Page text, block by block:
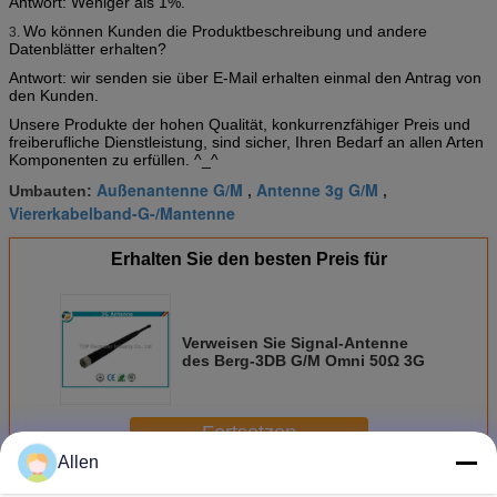
3. Wo können Kunden die Produktbeschreibung und andere
Datenblätter erhalten?
Antwort: wir senden sie über E-Mail erhalten einmal den Antrag von
den Kunden.
Unsere Produkte der hohen Qualität, konkurrenzfähiger Preis und
freiberufliche Dienstleistung, sind sicher, Ihren Bedarf an allen Arten
Komponenten zu erfüllen. ^_^
Umbauten: Außenantenne G/M , Antenne 3g G/M ,
Viererkabelband-G-/Mantenne
Erhalten Sie den besten Preis für
Verweisen Sie Signal-Antenne
des Berg-3DB G/M Omni 50Ω 3G
Fortsetzen
Allen